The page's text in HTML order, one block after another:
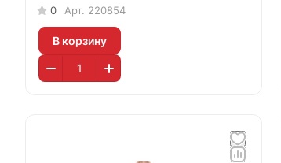
0 Арт. 220854
В корзину